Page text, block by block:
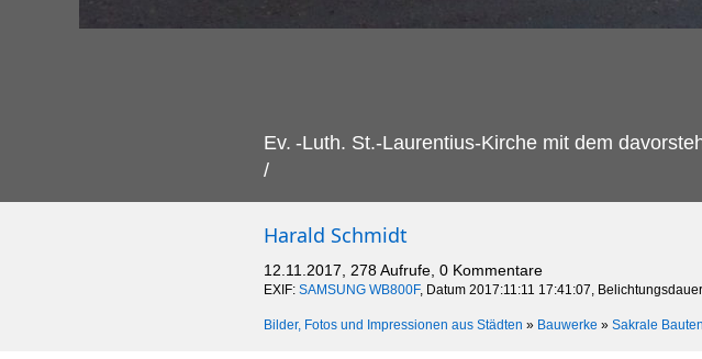
Ev. -Luth. St.-Laurentius-Kirche mit dem
/
Harald Schmidt
12.11.2017, 278 Aufrufe, 0 Kommentare
EXIF: SAMSUNG WB800F, Datum 2017:11:11 17:41:07,
Bilder, Fotos und Impressionen aus Städten » Bauwerke » Sakrale Bauten